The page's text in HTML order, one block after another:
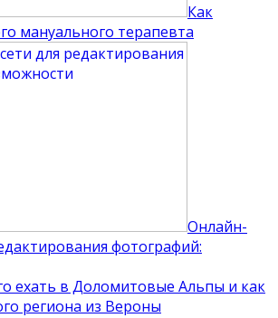
Как
мануального терапевта
Онлайн-
фотографий:
ехать в Доломитовые Альпы и как
региона из Вероны